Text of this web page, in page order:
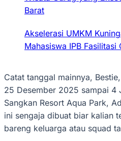
Barat
Akselerasi UMKM
Mahasiswa IPB Fasilitasi
Catat tanggal mainnya,
25 Desember 2025 sampai 4
Sangkan Resort Aqua Park,
ini sengaja dibuat biar kalian
bareng keluarga atau squad